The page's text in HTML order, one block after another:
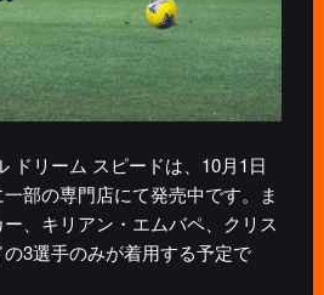
ドリーム スピードは、10月1日
一部の専門店にて発売中です。ま
、キリアン・エムバペ、クリス
3選手のみが着用する予定で